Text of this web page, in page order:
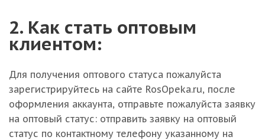
2. Как стать оптовым
клиентом:
Для получения оптового статуса пожалуйста
зарегистрируйтесь на сайте RosOpeka.ru, после
оформления аккаунта, отправьте пожалуйста заявку
на оптовый статус: отправить заявку на оптовый
статус по контактному телефону указанному на